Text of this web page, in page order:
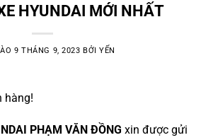
HYUNDAI MỚI NHẤT
9 THÁNG 9, 2023 BỞIYẾN
hàng!
PHẠM VĂN ĐỒNG xin được gửi